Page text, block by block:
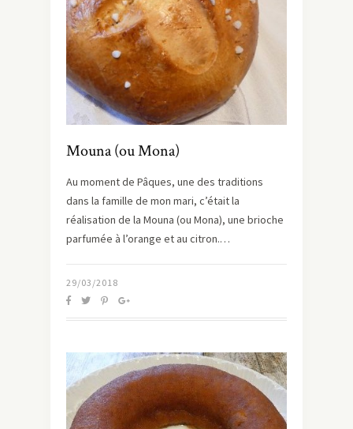
Mouna (ou Mona)
Au moment de Pâques, une des traditions
dans la famille de mon mari, c’était la
réalisation de la Mouna (ou Mona), une brioche
parfumée à l’orange et au citron.…
29/03/2018